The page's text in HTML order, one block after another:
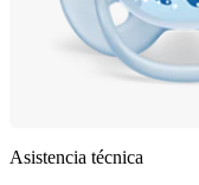
Asistencia técnica